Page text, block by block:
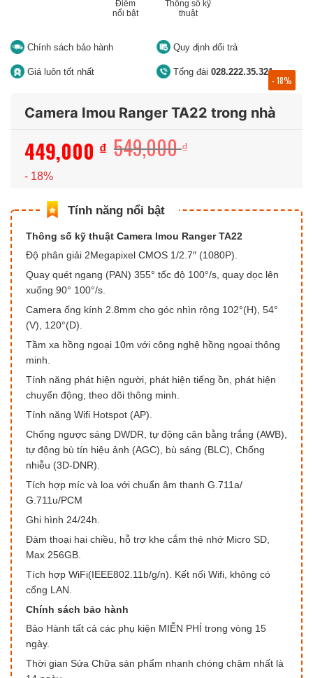
Điểm
nổi bật
Thông số kỹ
thuật
Chính sách bảo hành Quy định đổi trả
Giá luôn tốt nhất Tổng đài 028.222.35.321
Camera Imou Ranger TA22 trong nhà
549,000₫
449,000 ₫
449,000 ₫.
- 18%
- 18%
Thông số kỹ thuật Camera Imou Ranger TA22
Độ phân giải 2Megapixel CMOS 1/2.7″ (1080P).
Quay quét ngang (PAN) 355° tốc độ 100°/s, quay dọc lên
xuống 90° 100°/s.
Camera ống kính 2.8mm cho góc nhìn rộng 102°(H), 54°
(V), 120°(D).
Tầm xa hồng ngoại 10m với công nghệ hồng ngoại thông
minh.
Tính năng phát hiện người, phát hiện tiếng ồn, phát hiện
chuyển động, theo dõi thông minh.
Tính năng Wifi Hotspot (AP).
Chống ngược sáng DWDR, tự động cân bằng trắng (AWB),
tự động bù tín hiệu ảnh (AGC), bù sáng (BLC), Chống
nhiễu (3D-DNR).
Tích hợp míc và loa với chuẩn âm thanh G.711a/
G.711u/PCM
Ghi hình 24/24h.
Đàm thoại hai chiều, hỗ trợ khe cắm thẻ nhớ Micro SD,
Max 256GB.
Tích hợp WiFi(IEEE802.11b/g/n). Kết nối Wifi, không có
cổng LAN.
Chính sách bảo hành
Bảo Hành tất cả các phụ kiện MIỄN PHÍ trong vòng 15
ngày.
Thời gian Sửa Chữa sản phẩm nhanh chóng chậm nhất là